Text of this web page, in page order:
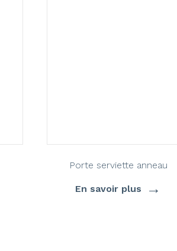
Porte serviette anneau
En savoir plus →